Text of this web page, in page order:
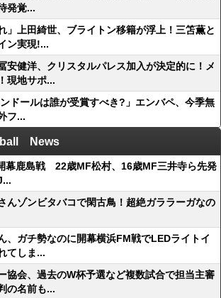
発覚...
」上田綺世、ブライトン移籍が浮上！三笘薫と
ン実現!...
安健洋、クリスタルパレス加入が決定的に！メ
現地サポ...
ドールは誰が受賞すべき?」エンバペ、今季無
フ...
News
鹿島戦 22歳MF松村、16歳MF三井寺ら先発
ゾンビタバコで閑古鳥！超絶ガララーガなの
ガチ勢なのに開幕横浜FM戦でLEDライトイ
てしま...
会、過去のW杯予選など複数試合で担当主審
の名前も...